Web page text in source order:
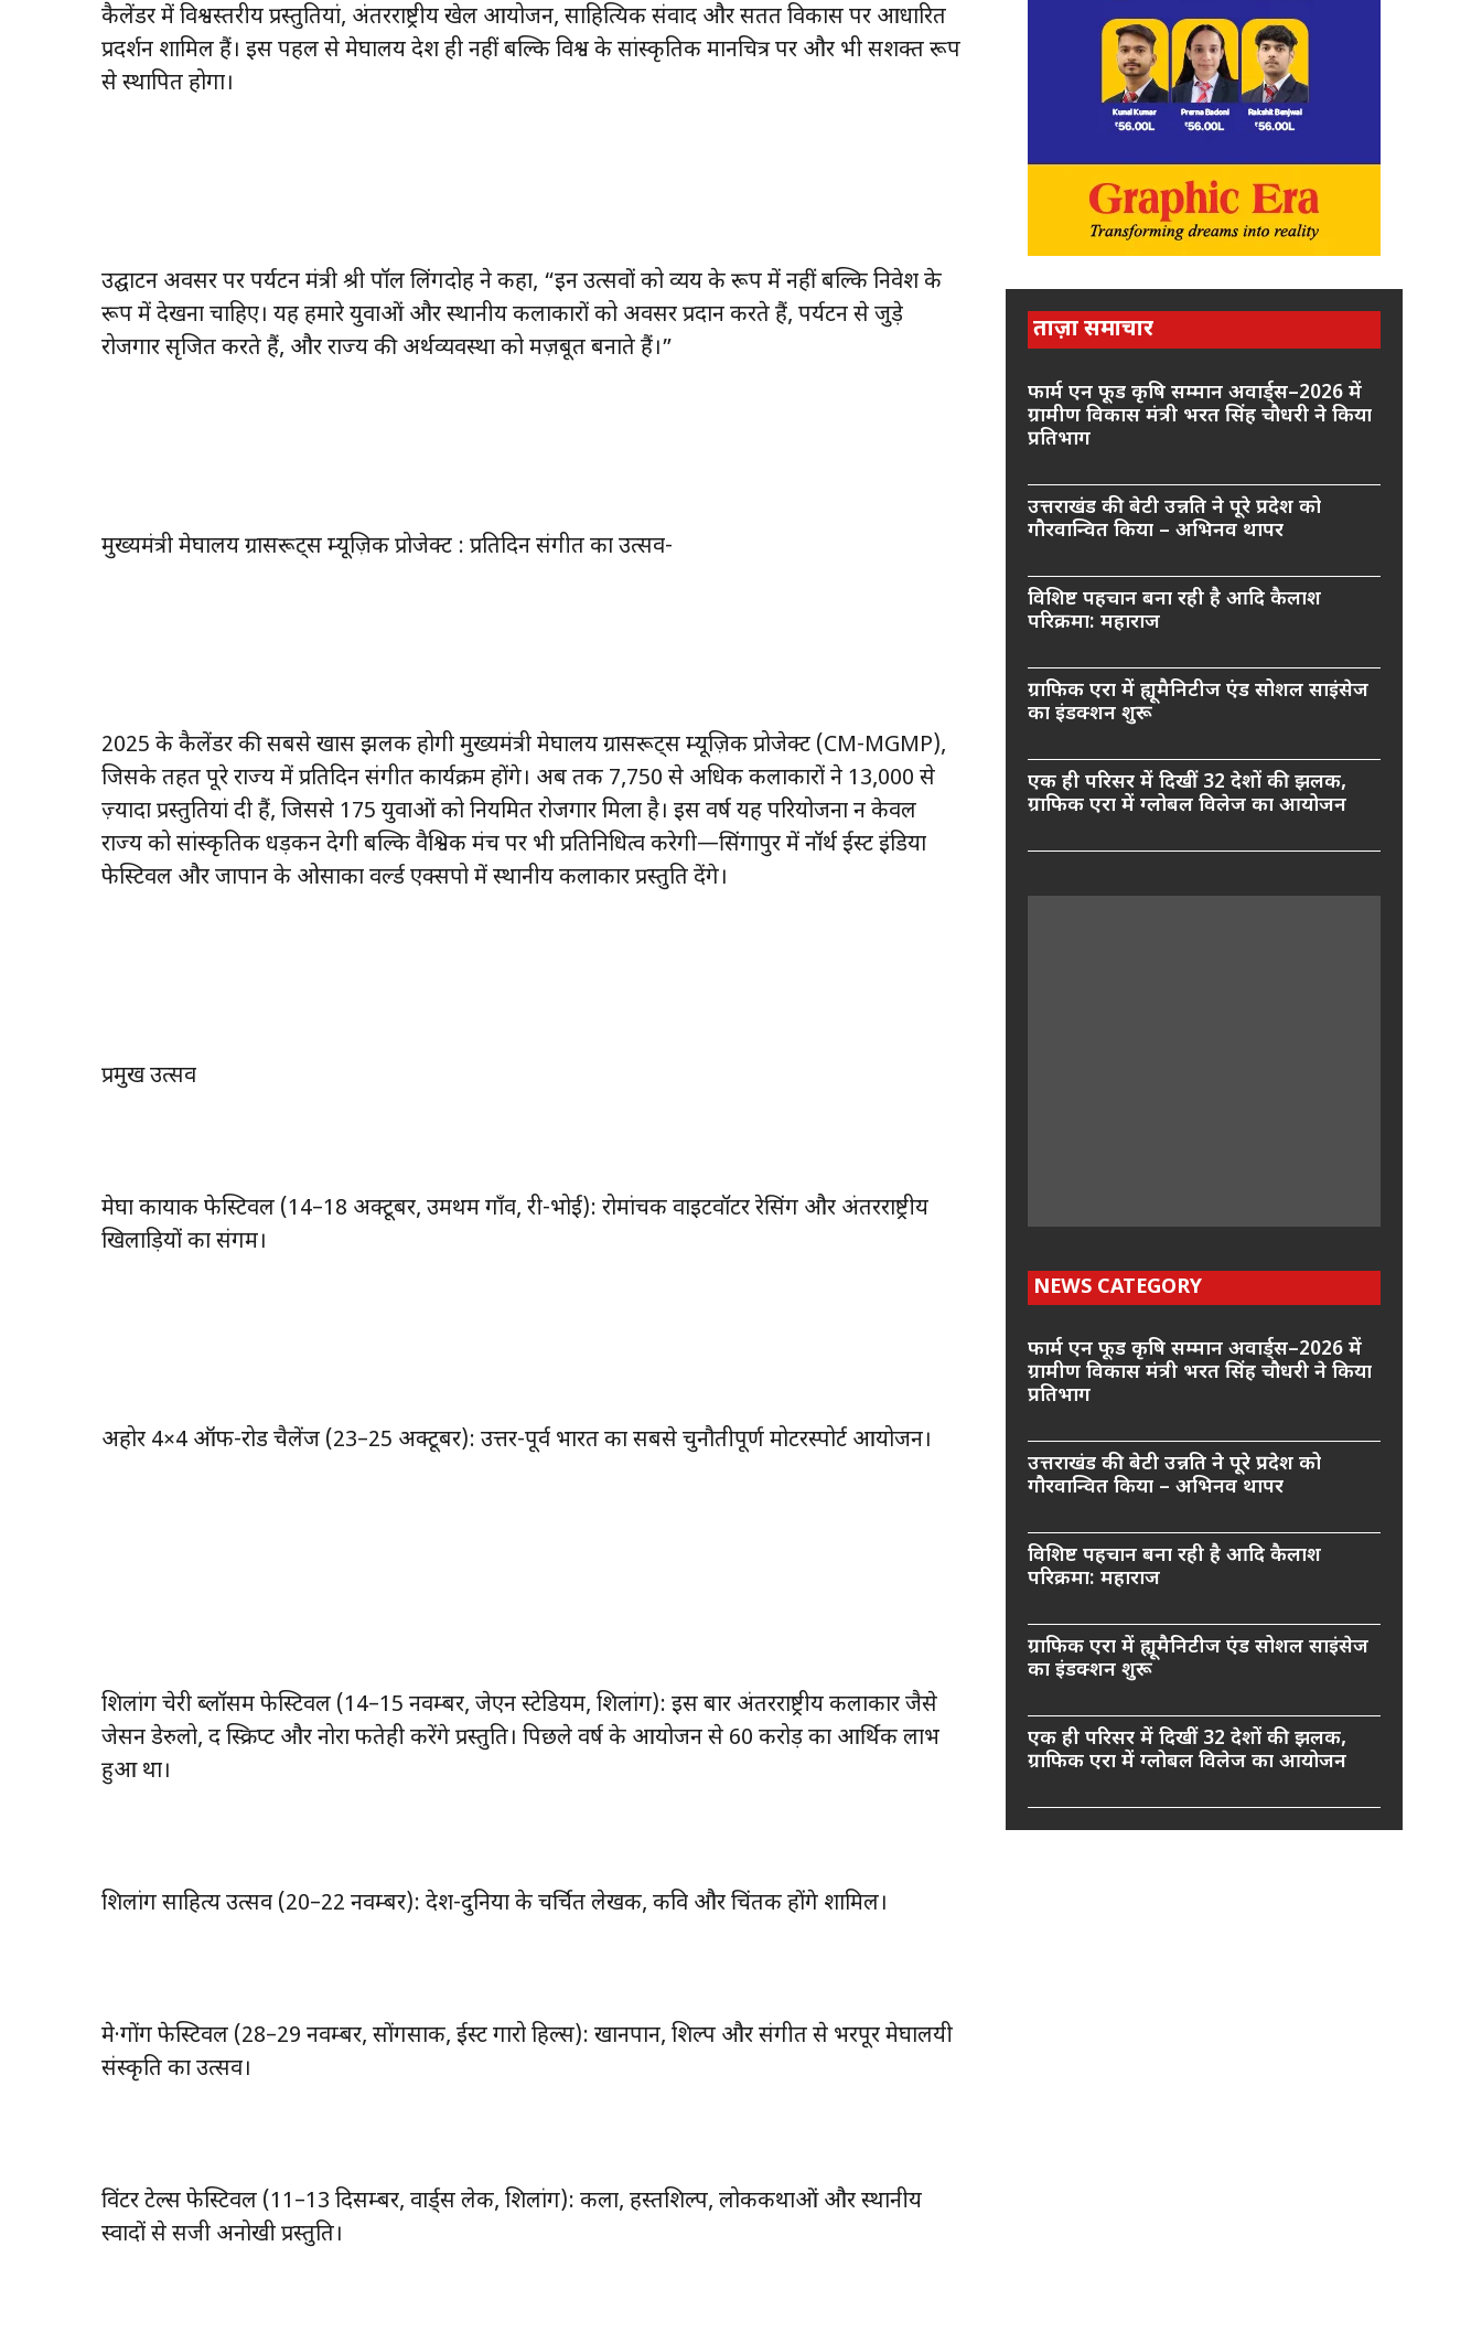
कैलेंडर में विश्वस्तरीय प्रस्तुतियां, अंतरराष्ट्रीय खेल आयोजन, साहित्यिक संवाद और सतत विकास पर आधारित
प्रदर्शन शामिल हैं। इस पहल से मेघालय देश ही नहीं बल्कि विश्व के सांस्कृतिक मानचित्र पर और भी सशक्त रूप
से स्थापित होगा।
उद्घाटन अवसर पर पर्यटन मंत्री श्री पॉल लिंगदोह ने कहा, “इन उत्सवों को व्यय के रूप में नहीं बल्कि निवेश के
रूप में देखना चाहिए। यह हमारे युवाओं और स्थानीय कलाकारों को अवसर प्रदान करते हैं, पर्यटन से जुड़े
रोजगार सृजित करते हैं, और राज्य की अर्थव्यवस्था को मज़बूत बनाते हैं।”
मुख्यमंत्री मेघालय ग्रासरूट्स म्यूज़िक प्रोजेक्ट : प्रतिदिन संगीत का उत्सव-
2025 के कैलेंडर की सबसे खास झलक होगी मुख्यमंत्री मेघालय ग्रासरूट्स म्यूज़िक प्रोजेक्ट (CM-MGMP),
जिसके तहत पूरे राज्य में प्रतिदिन संगीत कार्यक्रम होंगे। अब तक 7,750 से अधिक कलाकारों ने 13,000 से
ज़्यादा प्रस्तुतियां दी हैं, जिससे 175 युवाओं को नियमित रोजगार मिला है। इस वर्ष यह परियोजना न केवल
राज्य को सांस्कृतिक धड़कन देगी बल्कि वैश्विक मंच पर भी प्रतिनिधित्व करेगी—सिंगापुर में नॉर्थ ईस्ट इंडिया
फेस्टिवल और जापान के ओसाका वर्ल्ड एक्सपो में स्थानीय कलाकार प्रस्तुति देंगे।
प्रमुख उत्सव
मेघा कायाक फेस्टिवल (14–18 अक्टूबर, उमथम गाँव, री-भोई): रोमांचक वाइटवॉटर रेसिंग और अंतरराष्ट्रीय
खिलाड़ियों का संगम।
अहोर 4×4 ऑफ-रोड चैलेंज (23–25 अक्टूबर): उत्तर-पूर्व भारत का सबसे चुनौतीपूर्ण मोटरस्पोर्ट आयोजन।
शिलांग चेरी ब्लॉसम फेस्टिवल (14–15 नवम्बर, जेएन स्टेडियम, शिलांग): इस बार अंतरराष्ट्रीय कलाकार जैसे
जेसन डेरुलो, द स्क्रिप्ट और नोरा फतेही करेंगे प्रस्तुति। पिछले वर्ष के आयोजन से 60 करोड़ का आर्थिक लाभ
हुआ था।
शिलांग साहित्य उत्सव (20–22 नवम्बर): देश-दुनिया के चर्चित लेखक, कवि और चिंतक होंगे शामिल।
मे·गोंग फेस्टिवल (28–29 नवम्बर, सोंगसाक, ईस्ट गारो हिल्स): खानपान, शिल्प और संगीत से भरपूर मेघालयी
संस्कृति का उत्सव।
विंटर टेल्स फेस्टिवल (11–13 दिसम्बर, वार्ड्स लेक, शिलांग): कला, हस्तशिल्प, लोककथाओं और स्थानीय
स्वादों से सजी अनोखी प्रस्तुति।
ताज़ा समाचार
फार्म एन फूड कृषि सम्मान अवार्ड्स–2026 में
ग्रामीण विकास मंत्री भरत सिंह चौधरी ने किया
प्रतिभाग
उत्तराखंड की बेटी उन्नति ने पूरे प्रदेश को
गौरवान्वित किया – अभिनव थापर
विशिष्ट पहचान बना रही है आदि कैलाश
परिक्रमा: महाराज
ग्राफिक एरा में ह्यूमैनिटीज एंड सोशल साइंसेज
का इंडक्शन शुरू
एक ही परिसर में दिखीं 32 देशों की झलक,
ग्राफिक एरा में ग्लोबल विलेज का आयोजन
NEWS CATEGORY
फार्म एन फूड कृषि सम्मान अवार्ड्स–2026 में
ग्रामीण विकास मंत्री भरत सिंह चौधरी ने किया
प्रतिभाग
उत्तराखंड की बेटी उन्नति ने पूरे प्रदेश को
गौरवान्वित किया – अभिनव थापर
विशिष्ट पहचान बना रही है आदि कैलाश
परिक्रमा: महाराज
ग्राफिक एरा में ह्यूमैनिटीज एंड सोशल साइंसेज
का इंडक्शन शुरू
एक ही परिसर में दिखीं 32 देशों की झलक,
ग्राफिक एरा में ग्लोबल विलेज का आयोजन